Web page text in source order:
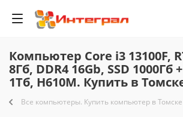
Компьютер Core i3 13100F,
8Гб, DDR4 16Gb, SSD 1000Гб
1Тб, H610M. Купить в
Все компьютеры. Купить компьютер в Томске